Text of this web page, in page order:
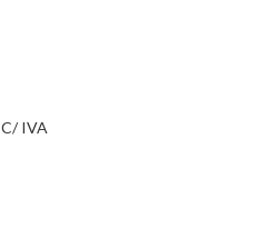
C/ IVA